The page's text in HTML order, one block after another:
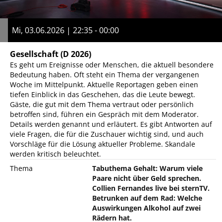
Mi, 03.06.2026 | 22:35 - 00:00
Gesellschaft(D 2026)
Es geht um Ereignisse oder Menschen, die aktuell besondere
Bedeutung haben. Oft steht ein Thema der vergangenen
Woche im Mittelpunkt. Aktuelle Reportagen geben einen
tiefen Einblick in das Geschehen, das die Leute bewegt.
Gäste, die gut mit dem Thema vertraut oder persönlich
betroffen sind, führen ein Gespräch mit dem Moderator.
Details werden genannt und erläutert. Es gibt Antworten auf
viele Fragen, die für die Zuschauer wichtig sind, und auch
Vorschläge für die Lösung aktueller Probleme. Skandale
werden kritisch beleuchtet.
Thema
Tabuthema Gehalt: Warum viele
Paare nicht über Geld sprechen.
Collien Fernandes live bei sternTV.
Betrunken auf dem Rad: Welche
Auswirkungen Alkohol auf zwei
Rädern hat.